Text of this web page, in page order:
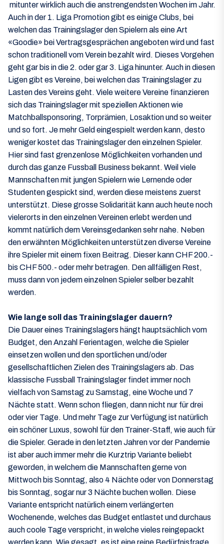
mitunter wirklich auch die anstrengendsten Wochen im Jahr.
Auch in der 1. Liga Promotion gibt es einige Clubs, bei
welchen das Trainingslager den Spielern als eine Art
«Goodie» bei Vertragsgesprächen angeboten wird und fast
schon traditionell vom Verein bezahlt wird. Dieses Vorgehen
geht gar bis in die 2. oder gar 3. Liga hinunter. Auch in diesen
Ligen gibt es Vereine, bei welchen das Trainingslager zu
Lasten des Vereins geht. Viele weitere Vereine finanzieren
sich das Trainingslager mit speziellen Aktionen wie
Matchballsponsoring, Torprämien, Losaktion und so weiter
und so fort. Je mehr Geld eingespielt werden kann, desto
weniger kostet das Trainingslager den einzelnen Spieler.
Hier sind fast grenzenlose Möglichkeiten vorhanden und
durch das ganze Fussball Business bekannt. Weil viele
Mannschaften mit jungen Spielern wie Lernende oder
Studenten gespickt sind, werden diese meistens zuerst
unterstützt. Diese grosse Solidarität kann auch heute noch
vielerorts in den einzelnen Vereinen erlebt werden und
kommt natürlich dem Vereinsgedanken sehr nahe. Neben
den erwähnten Möglichkeiten unterstützen diverse Vereine
ihre Spieler mit einem fixen Beitrag. Dieser kann CHF 200.-
bis CHF 500.- oder mehr betragen. Den allfälligen Rest,
muss dann von jedem einzelnen Spieler selber bezahlt
werden.
Wie lange soll das Trainingslager dauern?
Die Dauer eines Trainingslagers hängt hauptsächlich vom
Budget, den Anzahl Ferientagen, welche die Spieler
einsetzen wollen und den sportlichen und/oder
gesellschaftlichen Zielen des Trainingslagers ab. Das
klassische Fussball Trainingslager findet immer noch
vielfach von Samstag zu Samstag, eine Woche und 7
Nächte statt. Wenn schon fliegen, dann nicht nur für drei
oder vier Tage. Und mehr Tage zur Verfügung ist natürlich
ein schöner Luxus, sowohl für den Trainer-Staff, wie auch für
die Spieler. Gerade in den letzten Jahren vor der Pandemie
ist aber auch immer mehr die Kurztrip Variante beliebt
geworden, in welchem die Mannschaften gerne von
Mittwoch bis Sonntag, also 4 Nächte oder von Donnerstag
bis Sonntag, sogar nur 3 Nächte buchen wollen. Diese
Variante entspricht natürlich einem verlängerten
Wochenende, welches das Budget entlastet und durchaus
auch coole Tage verspricht, in welche vieles reingepackt
werden kann. Wie gesagt, es ist eine reine Bedürfnisfrage,